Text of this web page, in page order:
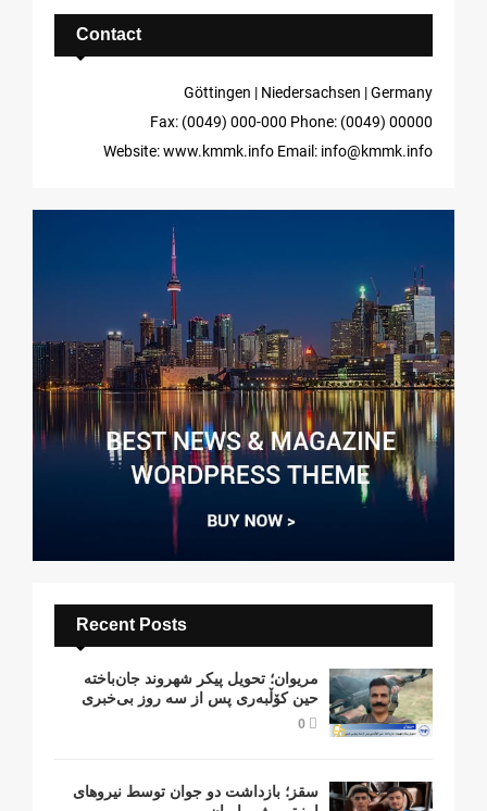
Contact
Göttingen | Niedersachsen | Germany
Phone: (0049) 00000
Fax: (0049) 000-000
Email: info@kmmk.info
Website: www.kmmk.info
Recent Posts
مریوان؛ تحویل پیکر شهروند جان‌باخته
حین کۆڵبەری پس از سە روز بی‌خبری
0
سقز؛ بازداشت دو جوان توسط نیروهای